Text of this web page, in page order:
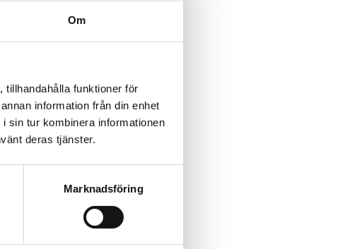
Om
tillhandahålla funktioner för
information från din enhet
sin tur kombinera informationen
deras tjänster.
Marknadsföring